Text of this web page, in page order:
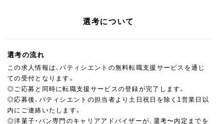
選考について
選考の流れ
この求人情報は、パティシエントの無料転職支援サービスを通じ
ての受付となります。
◎ご応募と同時に転職支援サービスの登録が完了します。
◎応募後、パティシエントの担当者より土日祝日を除く1営業日以
内にご連絡いたします。
◎洋菓子・パン専門のキャリアアドバイザーが、選考〜内定までを